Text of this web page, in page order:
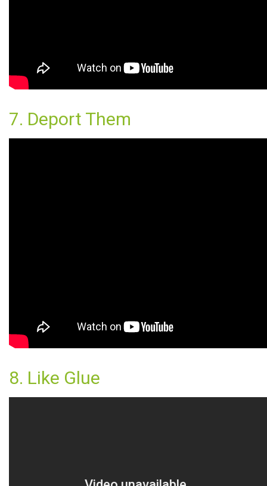
7. Deport Them
8. Like Glue